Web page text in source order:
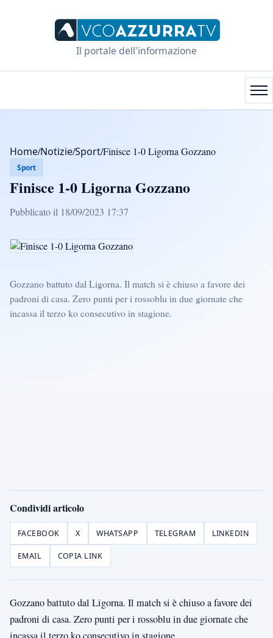
Il portale dell'informazione
Home/Notizie/Sport/Finisce 1-0 Ligorna Gozzano
Sport
Finisce 1-0 Ligorna Gozzano
Pubblicato il 18/09/2023 17:37
Gozzano battuto dal Ligorna. Il match si è chiuso a favore dei
padroni di casa. Zero punti per i rossoblu in due giornate che
incassa il terzo ko consecutivo in stagione.
Condividi articolo
FACEBOOK X WHATSAPP TELEGRAM LINKEDIN
EMAIL COPIA LINK
Gozzano battuto dal Ligorna. Il match si è chiuso a favore dei
padroni di casa. Zero punti per i rossoblu in due giornate che